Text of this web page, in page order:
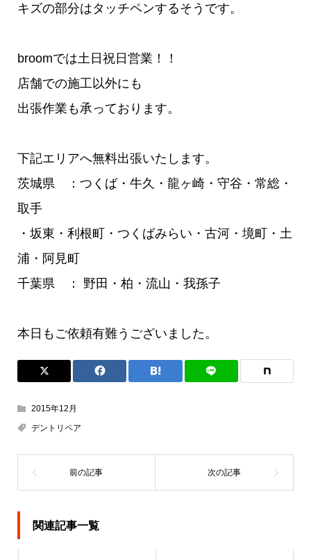
キズの部分はタッチペンするそうです。
broomでは土日祝日営業！！
店舗での施工以外にも
出張作業も承っております。
下記エリアへ無料出張いたします。
茨城県 ：つくば・牛久・龍ヶ崎・守谷・常総・
取手
・坂東・利根町・つくばみらい・古河・境町・土
浦・阿見町
千葉県 ： 野田・柏・流山・我孫子
本日もご依頼有難うございました。
2015年12月
デントリペア
関連記事一覧